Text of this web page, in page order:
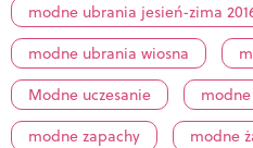
modne ubrania jesień-zima
modne ubrania wiosna
Modne uczesanie
modne
modne zapachy
modne